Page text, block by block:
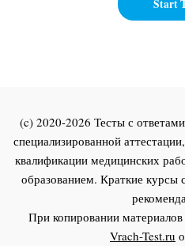
(c) 2020-2026 Тесты с
специализированной
квалификации медицинских
образованием. Краткие курсы
При копировании материалов
Vrach-Test.ru